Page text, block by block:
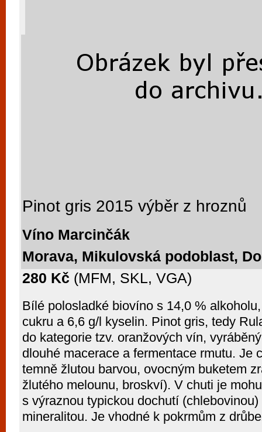
Pinot gris 2015 výběr z hroznů
Víno Marcinčák
Morava, Mikulovská podoblast,
280 Kč (MFM, SKL, VGA)
Bílé polosladké biovíno s 14,0 %
cukru a 6,6 g/l kyselin. Pinot gris, tedy
do kategorie tzv. oranžových vín,
dlouhé macerace a fermentace rmutu. Je
temně žlutou barvou, ovocným buketem
žlutého melounu, broskví). V chuti je
s výraznou typickou dochutí
mineralitou. Je vhodné k pokrmům z